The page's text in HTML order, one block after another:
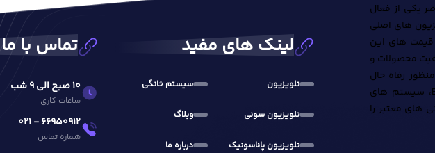
در حال حاضر یکی از فعال
های اصلی
قیمت های این
محصولات و
رفاه حال
مشتریان عزیز سیستم های صوتی، پخش کننده های DVD‌و BluRay، سیستم های
های معتبر را
لینک های مفید
تلویزیون
تلویزیون سونی
تلویزیون پاناسونیک
سیستم خانگی
وبلاگ
درباره ما
تماس با ما
10 صبح الی 9 شب
ساعات کاری
66950912 - 021
شماره تماس